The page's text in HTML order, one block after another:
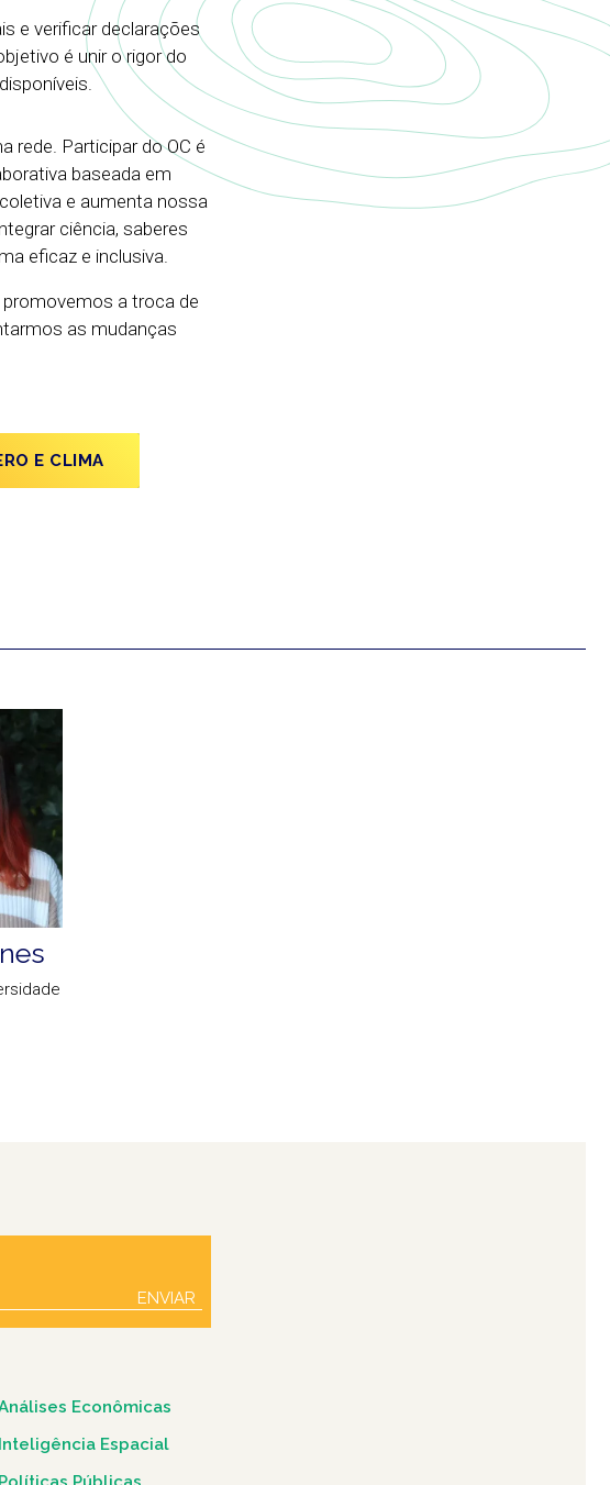
e verificar declarações
é unir o rigor do
rede. Participar do OC é
baseada em
e aumenta nossa
ciência, saberes
eficaz e inclusiva.
a troca de
as mudanças
E CLIMA
ENVIAR
Econômicas
Inteligência Espacial